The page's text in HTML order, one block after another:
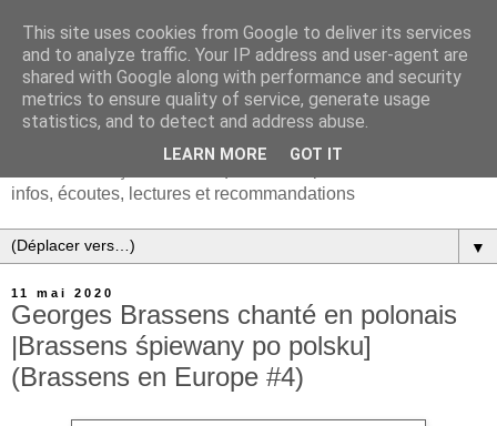
infos, écoutes, lectures et recommandations
▼
11 mai 2020
Georges Brassens chanté en polonais
|Brassens śpiewany po polsku]
(Brassens en Europe #4)
This site uses cookies from Google to deliver its services
and to analyze traffic. Your IP address and user-agent are
shared with Google along with performance and security
metrics to ensure quality of service, generate usage
statistics, and to detect and address abuse.
LEARN MORE GOT IT